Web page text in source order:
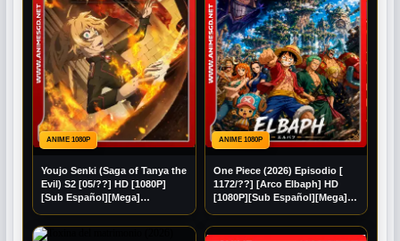
ANIME 1080P
Youjo Senki (Saga of Tanya the
Evil) S2 [05/??] HD [1080P]
[Sub Español][Mega]
ANIME 1080P
One Piece (2026) Episodio [
1172/??] [Arco Elbaph] HD
[1080P][Sub Español][Mega]